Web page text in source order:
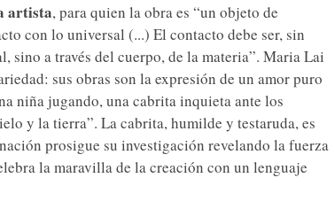
artista, para quien la obra es “un objeto de
con lo universal (...) El contacto debe ser, sin
a través del cuerpo, de la materia”. Maria Lai
sus obras son la expresión de un amor puro
niña jugando, una cabrita inquieta ante los
y la tierra”. La cabrita, humilde y testaruda, es
prosigue su investigación revelando la fuerza
la maravilla de la creación con un lenguaje